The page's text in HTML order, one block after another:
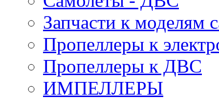
Запчасти к моделям
Пропеллеры к
Пропеллеры к ДВС
ИМПЕЛЛЕРЫ